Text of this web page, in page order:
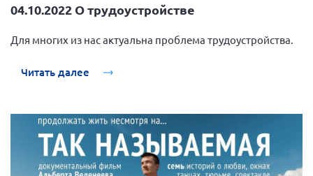
04.10.2022 О трудоустройстве
Для многих из нас актуальна проблема трудоустройства.
Читать далее